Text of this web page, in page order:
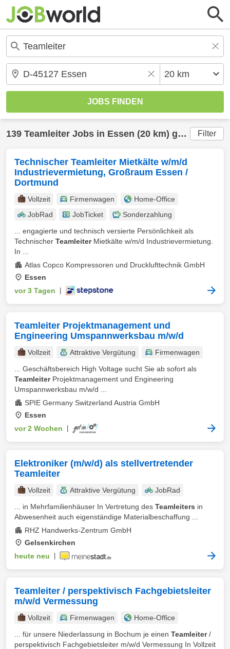
139 Teamleiter Jobs in Essen (20 km) gefunden Filter
Technischer Teamleiter Mietkälte w/m/d
Industrievermietung, Großraum Essen /
Dortmund
Vollzeit Firmenwagen
Home-Office
JobRad
JobTicket
Sonderzahlung
... engagierte und technisch versierte Persönlichkeit als
Technischer TeamleiterMietkälte w/m/d Industrievermietung.
In ...
Atlas Copco Kompressoren und Drucklufttechnik GmbH
Essen
vor 3 Tagen
Teamleiter Projektmanagement und
Engineering Umspannwerksbau m/w/d
Vollzeit Attraktive Vergütung
Firmenwagen
... Geschäftsbereich High Voltage sucht Sie ab sofort als
TeamleiterProjektmanagement und Engineering
Umspannwerksbau m/w/d ...
SPIE Germany Switzerland Austria GmbH
Essen
vor 2 Wochen
Elektroniker (m/w/d) als stellvertretender
Teamleiter
Vollzeit Attraktive Vergütung
JobRad
... in Mehrfamilienhäuser In Vertretung des Teamleiters in
Abwesenheit auch eigenständige Materialbeschaffung ...
RHZ Handwerks-Zentrum GmbH
Gelsenkirchen
heute neu
Teamleiter / perspektivisch Fachgebietsleiter
m/w/d Vermessung
Vollzeit Firmenwagen
Home-Office
... für unsere Niederlassung in Bochum je einen Teamleiter/
perspektivisch Fachgebietsleiter m/w/d Vermessung In Vollzeit